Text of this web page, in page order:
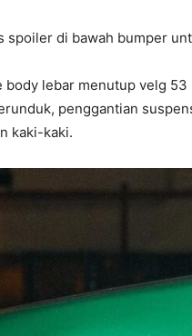
spoiler di bawah bumper
body lebar menutup velg
penggantian
kaki-kaki.